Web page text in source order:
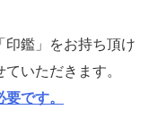
印鑑」をお持ち頂け
いただきます。
です。